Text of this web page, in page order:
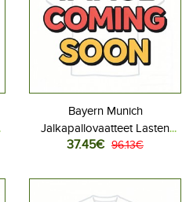
Bayern Munich
Jalkapallovaatteet Lasten
Vieraspeliasu 2026-27
housut)
37.45€ 96.13€